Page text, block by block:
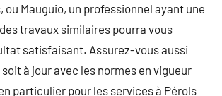
ou Mauguio, un professionnel ayant une
travaux similaires pourra vous
satisfaisant. Assurez-vous aussi
à jour avec les normes en vigueur
particulier pour les services à Pérols